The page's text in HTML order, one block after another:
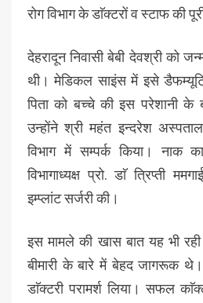
रोग विभाग के डाॅक्टरों व स्टाफ की
देहरादून निवासी बेबी देवश्री को
थी। मेडिकल साइंस में इसे
पिता को बच्चे की इस परेशानी के
उन्होंने श्री महंत इन्दरेश
विभाग में सम्पर्क किया। नाक
विभागाध्यक्ष प्रो. डाॅ त्रिप्ती
इम्प्लांट सर्जरी की।
इस मामले की खास बात यह भी रही
बीमारी के बारे में बेहद जागरूक थे।
डाॅक्टरी परामर्श लिया। सफल